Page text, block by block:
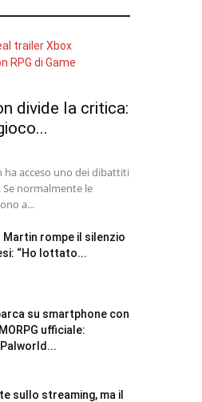
divide la critica:
ha acceso uno dei dibattiti
normalmente le
a...
Martin rompe il silenzio
“Ho lottato...
su smartphone con
ufficiale:
sullo streaming, ma il